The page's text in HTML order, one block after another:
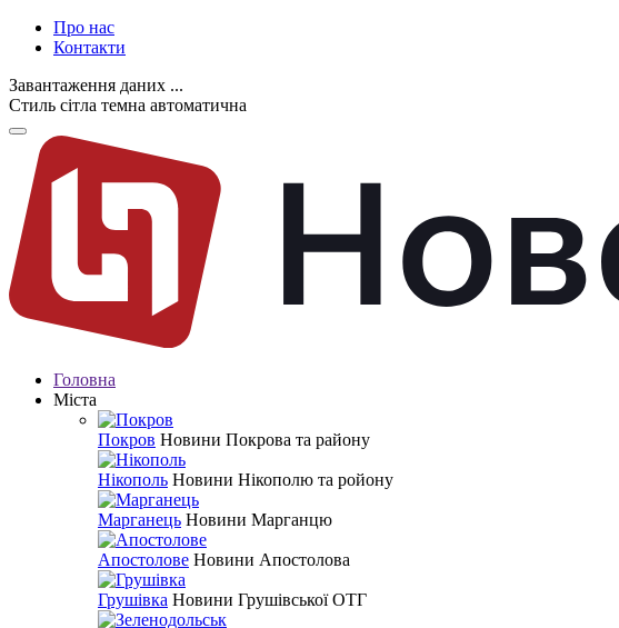
Про нас
Контакти
Завантаження даних ...
Стиль сітла темна автоматична
Головна
Міста
Покров Новини Покрова та району
Нікополь Новини Нікополю та ройону
Марганець Новини Марганцю
Апостолове Новини Апостолова
Грушівка Новини Грушівської ОТГ